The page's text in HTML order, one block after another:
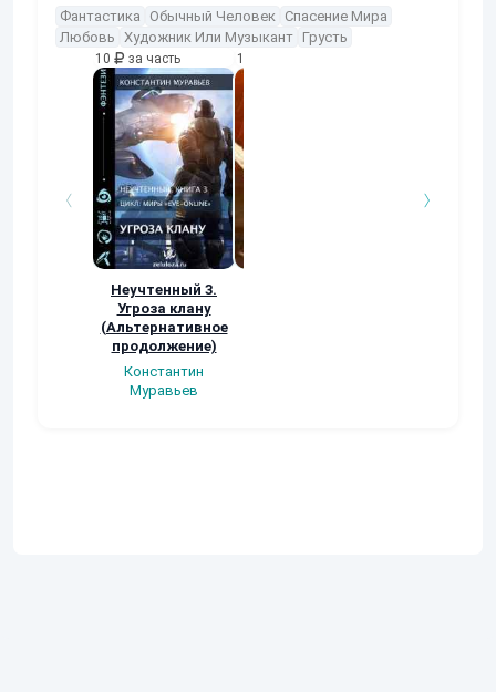
Фантастика Обычный Человек Спасение Мира
Любовь Художник Или Музыкант Грусть
10 за часть
Неучтенный 3.
Угроза клану
(Альтернативное
продолжение)
Константин
Муравьев
10